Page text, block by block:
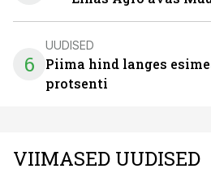
6
UUDISED
Piima hind langes
protsenti
VIIMASED UUDISED